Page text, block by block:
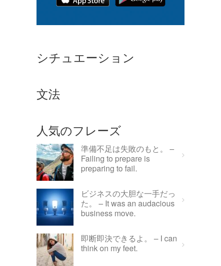
シチュエーション
文法
人気のフレーズ
準備不足は失敗のもと。 –
Failing to prepare is
preparing to fail.
ビジネスの大胆な一手だっ
た。 – It was an audacious
business move.
即断即決できるよ。 – I can
think on my feet.